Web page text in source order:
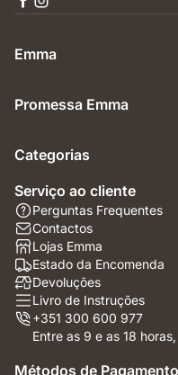
Emma
Promessa Emma
Categorias
Serviço ao cliente
Perguntas Frequentes
Contactos
Lojas Emma
Estado da Encomenda
Devoluções
Livro de Instruções
+351 300 600 977
Entre as 9 e as 18
Métodos de Pagamento